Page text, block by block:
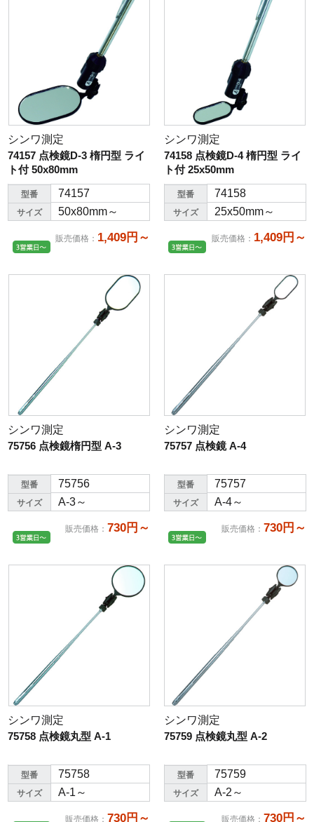
シンワ測定
74157 点検鏡D-3 楕円型 ライ
ト付 50x80mm
型番 74157
サイズ 50x80mm～
販売価格 ： 1,409円～
シンワ測定
74158 点検鏡D-4 楕円型 ライ
ト付 25x50mm
型番 74158
サイズ 25x50mm～
販売価格 ： 1,409円～
シンワ測定
75756 点検鏡楕円型 A-3
型番 75756
サイズ A-3～
販売価格 ： 730円～
シンワ測定
75757 点検鏡 A-4
型番 75757
サイズ A-4～
販売価格 ： 730円～
シンワ測定
75758 点検鏡丸型 A-1
型番 75758
サイズ A-1～
販売価格 ： 730円～
シンワ測定
75759 点検鏡丸型 A-2
型番 75759
サイズ A-2～
販売価格 ： 730円～